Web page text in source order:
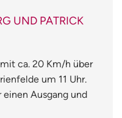
UND PATRICK
ca. 20 Km/h über
um 11 Uhr.
Ausgang und